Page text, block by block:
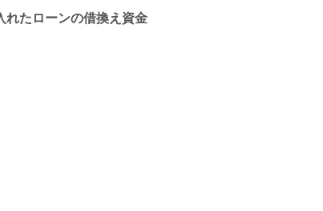
たローンの借換え資金